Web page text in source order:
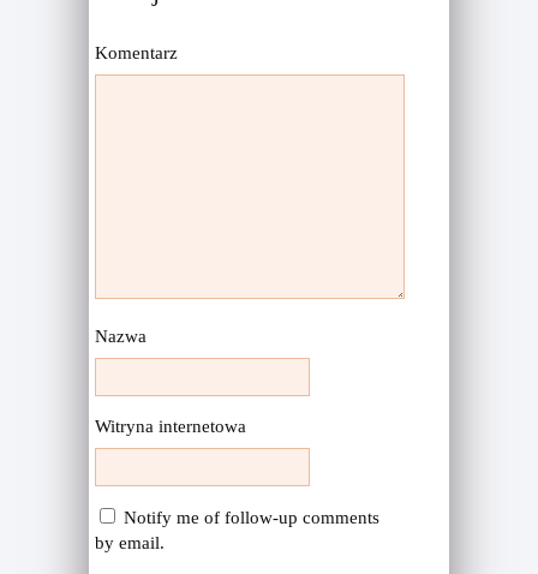
Komentarz
Nazwa
Witryna internetowa
Notify me of follow-up comments
by email.